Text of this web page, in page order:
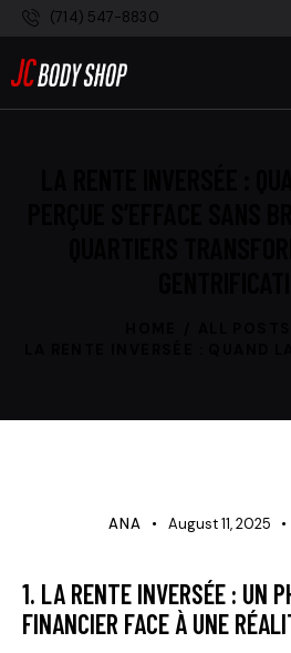
(714) 547-8830
ANA August 11, 2025
1. LA RENTE INVERSÉE : UN
FINANCIER FACE À UNE